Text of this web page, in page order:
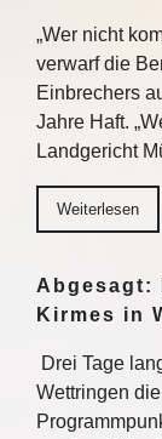
„Wer nicht
verwarf die
Einbrechers
Jahre Haft.
Landgericht
Weiterlesen
Abgesagt:
Kirmes in
Drei Tage
Wettringen